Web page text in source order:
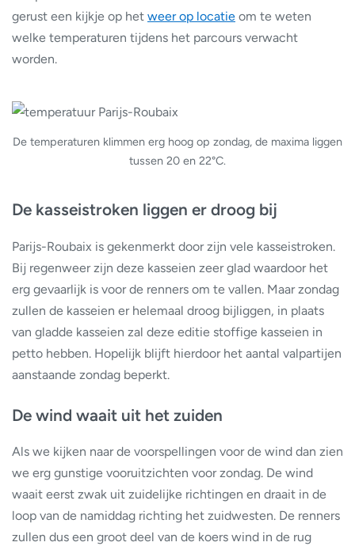
gerust een kijkje op het weer op locatie om te weten
welke temperaturen tijdens het parcours verwacht
worden.
De temperaturen klimmen erg hoog op zondag, de maxima liggen
tussen 20 en 22°C.
De kasseistroken liggen er droog bij
Parijs-Roubaix is gekenmerkt door zijn vele kasseistroken.
Bij regenweer zijn deze kasseien zeer glad waardoor het
erg gevaarlijk is voor de renners om te vallen. Maar zondag
zullen de kasseien er helemaal droog bijliggen, in plaats
van gladde kasseien zal deze editie stoffige kasseien in
petto hebben. Hopelijk blijft hierdoor het aantal valpartijen
aanstaande zondag beperkt.
De wind waait uit het zuiden
Als we kijken naar de voorspellingen voor de wind dan zien
we erg gunstige vooruitzichten voor zondag. De wind
waait eerst zwak uit zuidelijke richtingen en draait in de
loop van de namiddag richting het zuidwesten. De renners
zullen dus een groot deel van de koers wind in de rug